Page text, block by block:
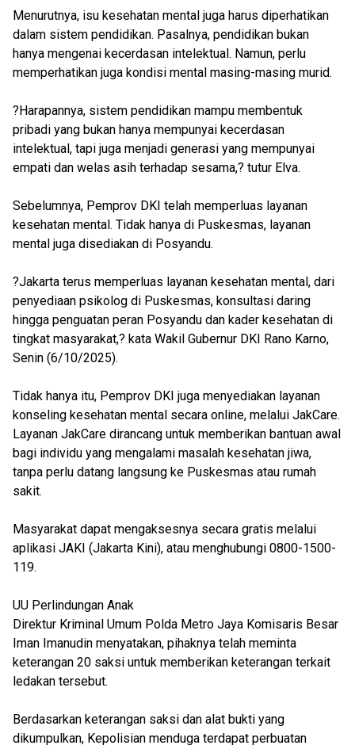
Menurutnya, isu kesehatan mental juga harus diperhatikan
dalam sistem pendidikan. Pasalnya, pendidikan bukan
hanya mengenai kecerdasan intelektual. Namun, perlu
memperhatikan juga kondisi mental masing-masing murid.
?Harapannya, sistem pendidikan mampu membentuk
pribadi yang bukan hanya mempunyai kecerdasan
intelektual, tapi juga menjadi generasi yang mempunyai
empati dan welas asih terhadap sesama,? tutur Elva.
Sebelumnya, Pemprov DKI telah memperluas layanan
kesehatan mental. Tidak hanya di Puskesmas, layanan
mental juga disediakan di Posyandu.
?Jakarta terus memperluas layanan kesehatan mental, dari
penyediaan psikolog di Puskesmas, konsultasi daring
hingga penguatan peran Posyandu dan kader kesehatan di
tingkat masyarakat,? kata Wakil Gubernur DKI Rano Karno,
Senin (6/10/2025).
Tidak hanya itu, Pemprov DKI juga menyediakan layanan
konseling kesehatan mental secara online, melalui JakCare.
Layanan JakCare dirancang untuk memberikan bantuan awal
bagi individu yang mengalami masalah kesehatan jiwa,
tanpa perlu datang langsung ke Puskesmas atau rumah
sakit.
Masyarakat dapat mengaksesnya secara gratis melalui
aplikasi JAKI (Jakarta Kini), atau menghubungi 0800-1500-
119.
UU Perlindungan Anak
Direktur Kriminal Umum Polda Metro Jaya Komisaris Besar
Iman Imanudin menyatakan, pihaknya telah meminta
keterangan 20 saksi untuk memberikan keterangan terkait
ledakan tersebut.
Berdasarkan keterangan saksi dan alat bukti yang
dikumpulkan, Kepolisian menduga terdapat perbuatan